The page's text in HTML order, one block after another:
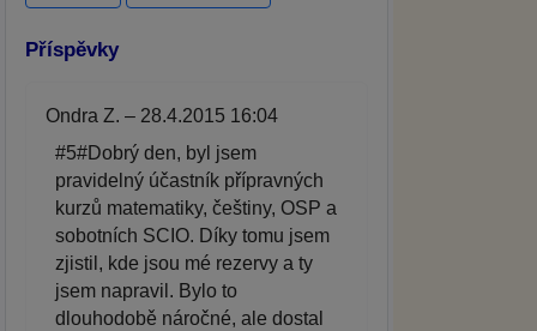
Příspěvky
Ondra Z. – 28.4.2015 16:04
#5#Dobrý den, byl jsem
pravidelný účastník přípravných
kurzů matematiky, češtiny, OSP a
sobotních SCIO. Díky tomu jsem
zjistil, kde jsou mé rezervy a ty
jsem napravil. Bylo to
dlouhodobě náročné, ale dostal